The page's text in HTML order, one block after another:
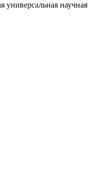
универсальная научная